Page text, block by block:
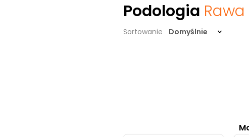
Podologia
Sortowanie Domyślnie